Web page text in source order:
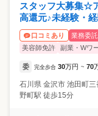
スタッフ大募集☆
高還元♪未経験・
口コミあり 業務委託
美容師免許
副業・Wワ
委 完全歩合 30万円 ~ 70
石川県 金沢市 池田町
野町駅 徒歩15分